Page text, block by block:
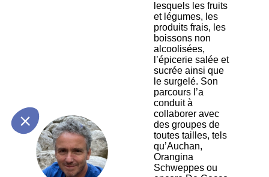
FA
lesquels les fruits
et légumes, les
produits frais, les
boissons non
alcoolisées,
l’épicerie salée et
sucrée ainsi que
le surgelé. Son
parcours l’a
conduit à
collaborer avec
des groupes de
toutes tailles, tels
qu’Auchan,
Orangina
Schweppes ou